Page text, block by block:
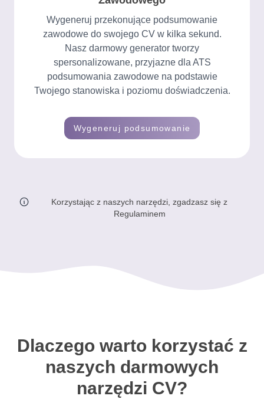
Wygeneruj przekonujące podsumowanie
zawodowe do swojego CV w kilka sekund.
Nasz darmowy generator tworzy
spersonalizowane, przyjazne dla ATS
podsumowania zawodowe na podstawie
Twojego stanowiska i poziomu doświadczenia.
Wygeneruj podsumowanie
Korzystając z naszych narzędzi, zgadzasz się z
Regulaminem
Dlaczego warto korzystać z
naszych darmowych
narzędzi CV?